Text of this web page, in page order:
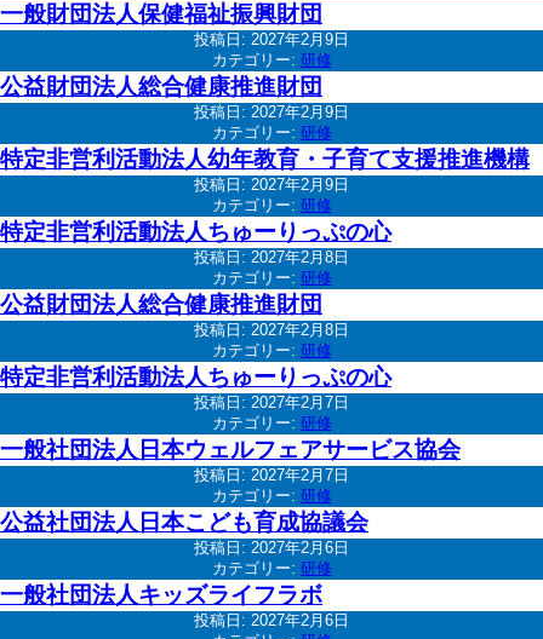
一般財団法人保健福祉振興財団
投稿日: 2027年2月9日
カテゴリー: 研修
公益財団法人総合健康推進財団
投稿日: 2027年2月9日
カテゴリー: 研修
特定非営利活動法人幼年教育・子育て支援推進機構
投稿日: 2027年2月9日
カテゴリー: 研修
特定非営利活動法人ちゅーりっぷの心
投稿日: 2027年2月8日
カテゴリー: 研修
公益財団法人総合健康推進財団
投稿日: 2027年2月8日
カテゴリー: 研修
特定非営利活動法人ちゅーりっぷの心
投稿日: 2027年2月7日
カテゴリー: 研修
一般社団法人日本ウェルフェアサービス協会
投稿日: 2027年2月7日
カテゴリー: 研修
公益社団法人日本こども育成協議会
投稿日: 2027年2月6日
カテゴリー: 研修
一般社団法人キッズライフラボ
投稿日: 2027年2月6日